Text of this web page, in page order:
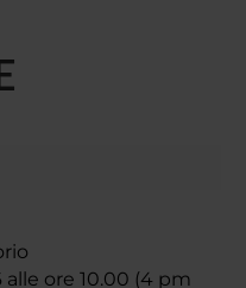
ore 10.00 (4 pm